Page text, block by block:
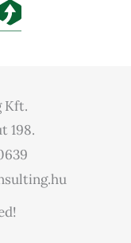
Kft.
198.